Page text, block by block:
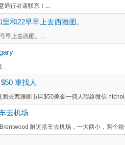
行者请联系！...
和22早早上去西雅图。
早上去西图。...
車找人
去西雅圖市區$50美金一個人聯絡微信
去机场
附近搭车去机场，一大两小，两个箱